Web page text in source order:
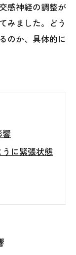
感神経の調整が
みました。どう
のか、具体的に
に緊張状態
調整にはど